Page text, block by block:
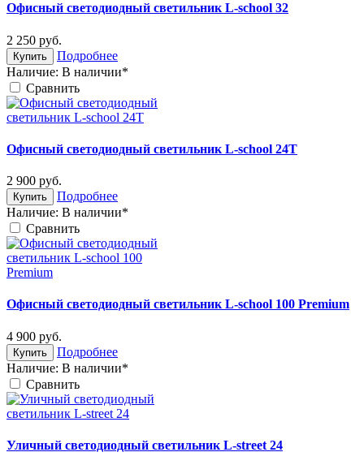
Офисный светодиодный светильник L-school 32
2 250 руб.
Купить
Подробнее
Наличие: В наличии*
Cравнить
Офисный светодиодный светильник L-school 24T
2 900 руб.
Купить
Подробнее
Наличие: В наличии*
Cравнить
Офисный светодиодный светильник L-school 100 Premium
4 900 руб.
Купить
Подробнее
Наличие: В наличии*
Cравнить
Уличный светодиодный светильник L-street 24